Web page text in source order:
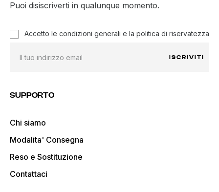
Puoi disiscriverti in qualunque momento.
Accetto le condizioni generali e la politica di riservatezza
ISCRIVITI
SUPPORTO
Chi siamo
Modalita' Consegna
Reso e Sostituzione
Contattaci